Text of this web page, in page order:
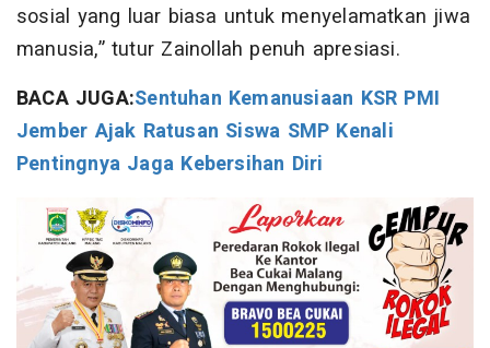
sosial yang luar biasa untuk menyelamatkan jiwa
manusia,” tutur Zainollah penuh apresiasi.
BACA JUGA:Sentuhan Kemanusiaan KSR PMI
Jember Ajak Ratusan Siswa SMP Kenali
Pentingnya Jaga Kebersihan Diri